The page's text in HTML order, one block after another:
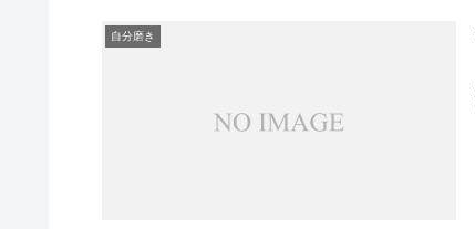
自分磨き